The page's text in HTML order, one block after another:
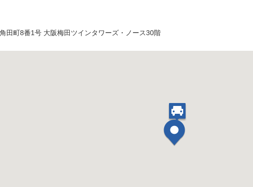
田町8番1号 大阪梅田ツインタワーズ・ノース30階